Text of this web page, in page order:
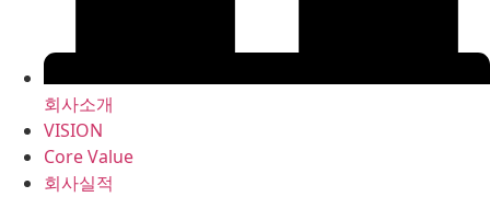
회사소개
VISION
Core Value
회사실적